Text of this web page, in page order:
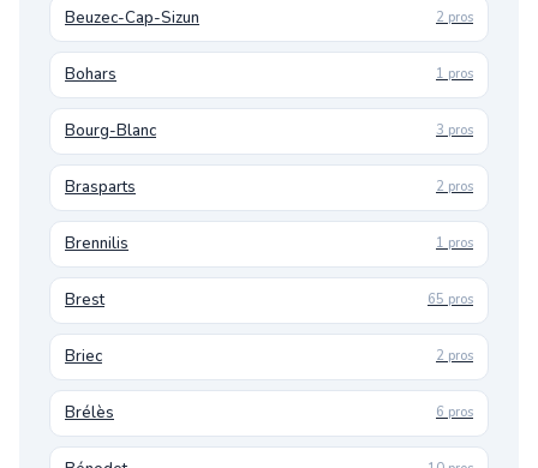
Beuzec-Cap-Sizun 2 pros
Bohars 1 pros
Bourg-Blanc 3 pros
Brasparts 2 pros
Brennilis 1 pros
Brest 65 pros
Briec 2 pros
Brélès 6 pros